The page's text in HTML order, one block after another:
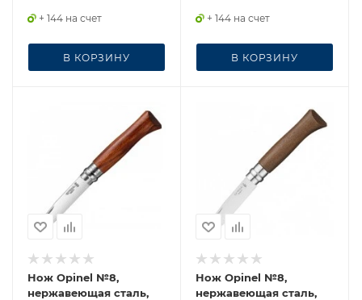
+ 144 на счет
В КОРЗИНУ
+ 144 на счет
В КОРЗИНУ
Нож Opinel №8,
нержавеющая сталь,
Нож Opinel №8,
нержавеющая сталь,